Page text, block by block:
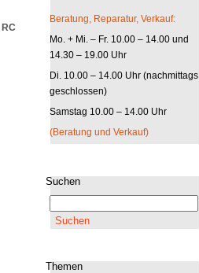
RC
Beratung, Reparatur, Verkauf:
Mo. + Mi. – Fr. 10.00 – 14.00 und
14.30 – 19.00 Uhr
Di. 10.00 – 14.00 Uhr (nachmittags
geschlossen)
Samstag 10.00 – 14.00 Uhr
(Beratung und Verkauf)
Suchen
Themen